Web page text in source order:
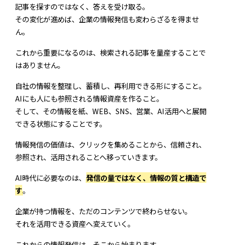
記事を探すのではなく、答えを受け取る。
その変化が進めば、企業の情報発信も変わらざるを得ませ
ん。
これから重要になるのは、検索される記事を量産することで
はありません。
自社の情報を整理し、蓄積し、再利用できる形にすること。
AIにも人にも参照される情報資産を作ること。
そして、その情報を紙、WEB、SNS、営業、AI活用へと展開
できる状態にすることです。
情報発信の価値は、クリックを集めることから、信頼され、
参照され、活用されることへ移っていきます。
AI時代に必要なのは、 発信の量ではなく、情報の質と構造で
す。
企業が持つ情報を、ただのコンテンツで終わらせない。
それを活用できる資産へ変えていく。